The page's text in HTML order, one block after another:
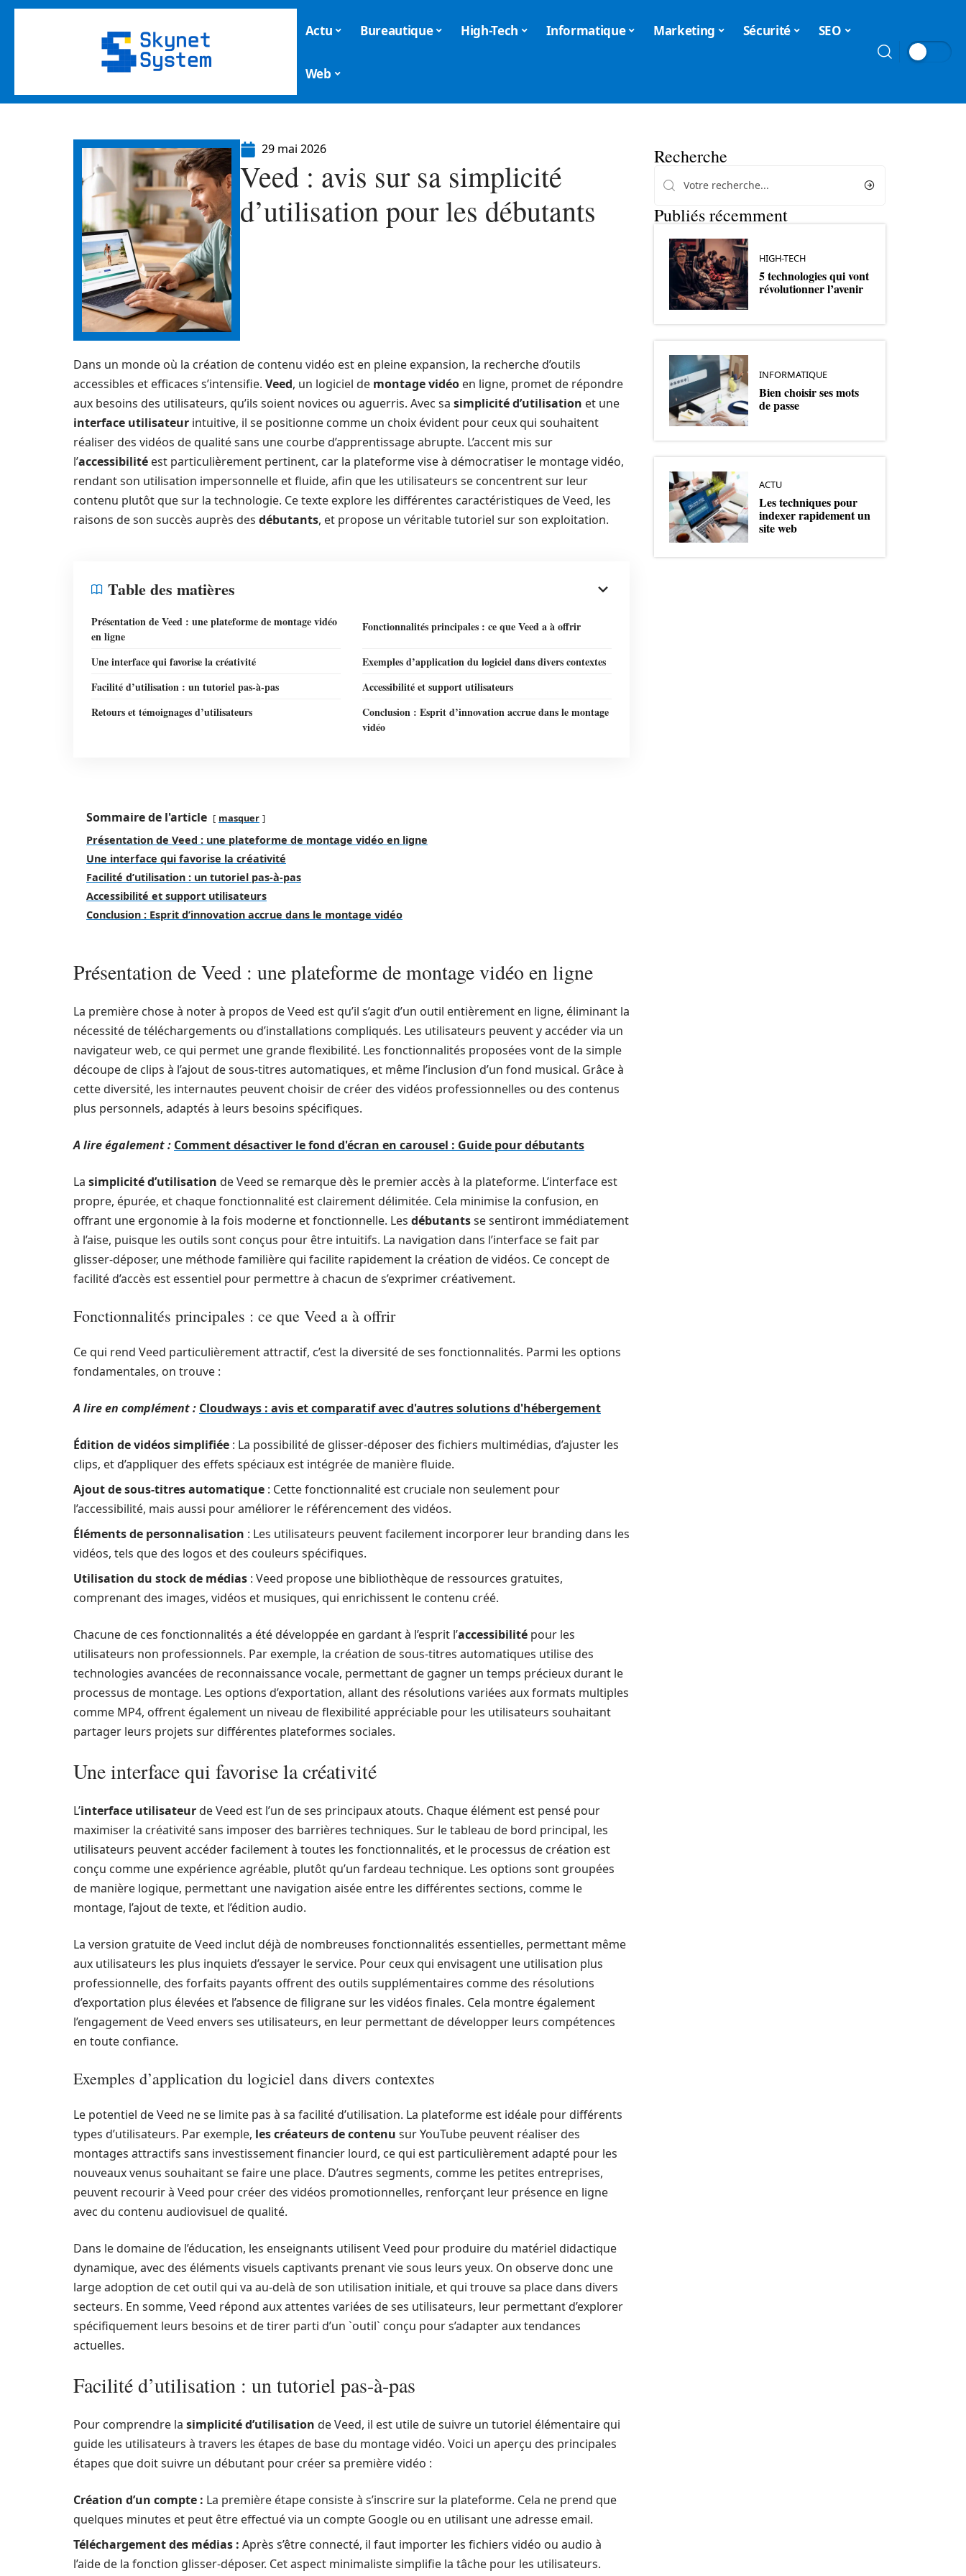
Actu Bureautique High-Tech Informatique Marketing Sécurité SEO
Web
29 mai 2026
Veed : avis sur sa simplicité
d’utilisation pour les débutants
Dans un monde où la création de contenu vidéo est en pleine expansion, la recherche d’outils
accessibles et efficaces s’intensifie. Veed, un logiciel de montage vidéo en ligne, promet de répondre
aux besoins des utilisateurs, qu’ils soient novices ou aguerris. Avec sa simplicité d’utilisation et une
interface utilisateur intuitive, il se positionne comme un choix évident pour ceux qui souhaitent
réaliser des vidéos de qualité sans une courbe d’apprentissage abrupte. L’accent mis sur
l’accessibilité est particulièrement pertinent, car la plateforme vise à démocratiser le montage vidéo,
rendant son utilisation impersonnelle et fluide, afin que les utilisateurs se concentrent sur leur
contenu plutôt que sur la technologie. Ce texte explore les différentes caractéristiques de Veed, les
raisons de son succès auprès des débutants, et propose un véritable tutoriel sur son exploitation.
Table des matières
Présentation de Veed : une plateforme de montage vidéo
en ligne
Fonctionnalités principales : ce que Veed a à offrir
Une interface qui favorise la créativité
Exemples d’application du logiciel dans divers contextes
Facilité d’utilisation : un tutoriel pas-à-pas
Accessibilité et support utilisateurs
Retours et témoignages d’utilisateurs
Conclusion : Esprit d’innovation accrue dans le montage
vidéo
Sommaire de l'article masquer
Présentation de Veed : une plateforme de montage vidéo en ligne
Une interface qui favorise la créativité
Facilité d’utilisation : un tutoriel pas-à-pas
Accessibilité et support utilisateurs
Conclusion : Esprit d’innovation accrue dans le montage vidéo
Présentation de Veed : une plateforme de montage vidéo en ligne
La première chose à noter à propos de Veed est qu’il s’agit d’un outil entièrement en ligne, éliminant la
nécessité de téléchargements ou d’installations compliqués. Les utilisateurs peuvent y accéder via un
navigateur web, ce qui permet une grande flexibilité. Les fonctionnalités proposées vont de la simple
découpe de clips à l’ajout de sous-titres automatiques, et même l’inclusion d’un fond musical. Grâce à
cette diversité, les internautes peuvent choisir de créer des vidéos professionnelles ou des contenus
plus personnels, adaptés à leurs besoins spécifiques.
A lire également : Comment désactiver le fond d'écran en carousel : Guide pour débutants
La simplicité d’utilisation de Veed se remarque dès le premier accès à la plateforme. L’interface est
propre, épurée, et chaque fonctionnalité est clairement délimitée. Cela minimise la confusion, en
offrant une ergonomie à la fois moderne et fonctionnelle. Les débutantsse sentiront immédiatement
à l’aise, puisque les outils sont conçus pour être intuitifs. La navigation dans l’interface se fait par
glisser-déposer, une méthode familière qui facilite rapidement la création de vidéos. Ce concept de
facilité d’accès est essentiel pour permettre à chacun de s’exprimer créativement.
Fonctionnalités principales : ce que Veed a à offrir
Ce qui rend Veed particulièrement attractif, c’est la diversité de ses fonctionnalités. Parmi les options
fondamentales, on trouve :
A lire en complément : Cloudways : avis et comparatif avec d'autres solutions d'hébergement
Édition de vidéos simplifiée : La possibilité de glisser-déposer des fichiers multimédias, d’ajuster les
clips, et d’appliquer des effets spéciaux est intégrée de manière fluide.
Ajout de sous-titres automatique : Cette fonctionnalité est cruciale non seulement pour
l’accessibilité, mais aussi pour améliorer le référencement des vidéos.
Éléments de personnalisation : Les utilisateurs peuvent facilement incorporer leur branding dans les
vidéos, tels que des logos et des couleurs spécifiques.
Utilisation du stock de médias : Veed propose une bibliothèque de ressources gratuites,
comprenant des images, vidéos et musiques, qui enrichissent le contenu créé.
Chacune de ces fonctionnalités a été développée en gardant à l’esprit l’accessibilité pour les
utilisateurs non professionnels. Par exemple, la création de sous-titres automatiques utilise des
technologies avancées de reconnaissance vocale, permettant de gagner un temps précieux durant le
processus de montage. Les options d’exportation, allant des résolutions variées aux formats multiples
comme MP4, offrent également un niveau de flexibilité appréciable pour les utilisateurs souhaitant
partager leurs projets sur différentes plateformes sociales.
Une interface qui favorise la créativité
L’interface utilisateurde Veed est l’un de ses principaux atouts. Chaque élément est pensé pour
maximiser la créativité sans imposer des barrières techniques. Sur le tableau de bord principal, les
utilisateurs peuvent accéder facilement à toutes les fonctionnalités, et le processus de création est
conçu comme une expérience agréable, plutôt qu’un fardeau technique. Les options sont groupées
de manière logique, permettant une navigation aisée entre les différentes sections, comme le
montage, l’ajout de texte, et l’édition audio.
La version gratuite de Veed inclut déjà de nombreuses fonctionnalités essentielles, permettant même
aux utilisateurs les plus inquiets d’essayer le service. Pour ceux qui envisagent une utilisation plus
professionnelle, des forfaits payants offrent des outils supplémentaires comme des résolutions
d’exportation plus élevées et l’absence de filigrane sur les vidéos finales. Cela montre également
l’engagement de Veed envers ses utilisateurs, en leur permettant de développer leurs compétences
en toute confiance.
Exemples d’application du logiciel dans divers contextes
Le potentiel de Veed ne se limite pas à sa facilité d’utilisation. La plateforme est idéale pour différents
types d’utilisateurs. Par exemple, les créateurs de contenu sur YouTube peuvent réaliser des
montages attractifs sans investissement financier lourd, ce qui est particulièrement adapté pour les
nouveaux venus souhaitant se faire une place. D’autres segments, comme les petites entreprises,
peuvent recourir à Veed pour créer des vidéos promotionnelles, renforçant leur présence en ligne
avec du contenu audiovisuel de qualité.
Dans le domaine de l’éducation, les enseignants utilisent Veed pour produire du matériel didactique
dynamique, avec des éléments visuels captivants prenant vie sous leurs yeux. On observe donc une
large adoption de cet outil qui va au-delà de son utilisation initiale, et qui trouve sa place dans divers
secteurs. En somme, Veed répond aux attentes variées de ses utilisateurs, leur permettant d’explorer
spécifiquement leurs besoins et de tirer parti d’un `outil` conçu pour s’adapter aux tendances
actuelles.
Facilité d’utilisation : un tutoriel pas-à-pas
Pour comprendre la simplicité d’utilisation de Veed, il est utile de suivre un tutoriel élémentaire qui
guide les utilisateurs à travers les étapes de base du montage vidéo. Voici un aperçu des principales
étapes que doit suivre un débutant pour créer sa première vidéo :
Création d’un compte : La première étape consiste à s’inscrire sur la plateforme. Cela ne prend que
quelques minutes et peut être effectué via un compte Google ou en utilisant une adresse email.
Téléchargement des médias : Après s’être connecté, il faut importer les fichiers vidéo ou audio à
l’aide de la fonction glisser-déposer. Cet aspect minimaliste simplifie la tâche pour les utilisateurs.
Recherche
Publiés récemment
HIGH-TECH
5 technologies qui vont
révolutionner l’avenir
INFORMATIQUE
Bien choisir ses mots
de passe
ACTU
Les techniques pour
indexer rapidement un
site web